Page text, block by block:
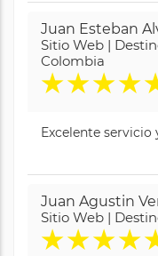
Juan Esteban
Sitio Web |
Colombia
★★★★
Excelente servicio
Juan Agustin
Sitio Web |
★★★★